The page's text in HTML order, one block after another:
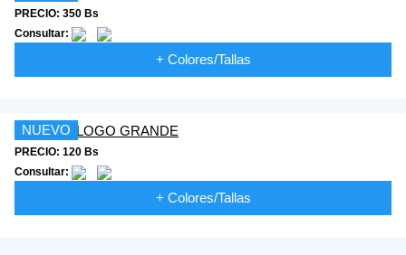
PRECIO: 350 Bs
Consultar:
+ Colores/Tallas
NUEVO
PRECIO: 120 Bs
Consultar:
+ Colores/Tallas